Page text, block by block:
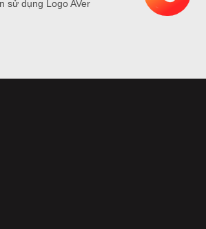
sử dụng Logo AVer